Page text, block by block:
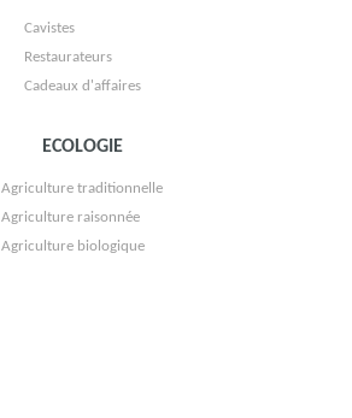
VIGNOBLE BRIOLAIS
Cavistes
Restaurateurs
Cadeaux d'affaires
ECOLOGIE
Agriculture traditionnelle
Agriculture raisonnée
Agriculture biologique